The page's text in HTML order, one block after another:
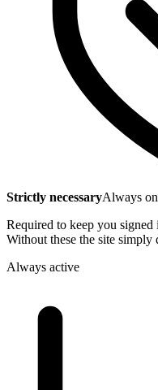
Strictly necessaryAlways on
Required to keep you
Without these the site simply
Always active